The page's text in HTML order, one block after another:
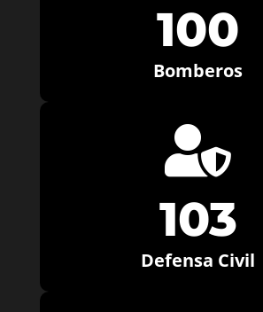
100
Bomberos

103
Defensa Civil